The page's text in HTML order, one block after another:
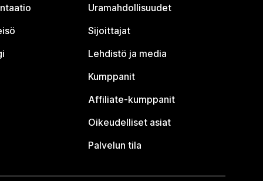
Uramahdollisuudet
Sijoittajat
Lehdistö ja media
Kumppanit
Affiliate-kumppanit
Oikeudelliset asiat
Palvelun tila